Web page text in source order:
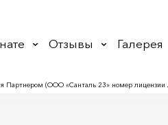
Отзывы Галерея
Партнером (ООО «Санталь 23» номер